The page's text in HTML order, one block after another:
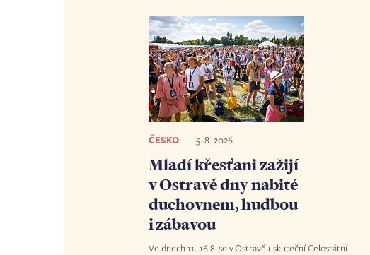
ČESKO 5. 8. 2026
Mladí křesťani zažijí
v Ostravě dny nabité
duchovnem, hudbou
i zábavou
Ve dnech 11.-16.8. se v Ostravě uskuteční Celostátní